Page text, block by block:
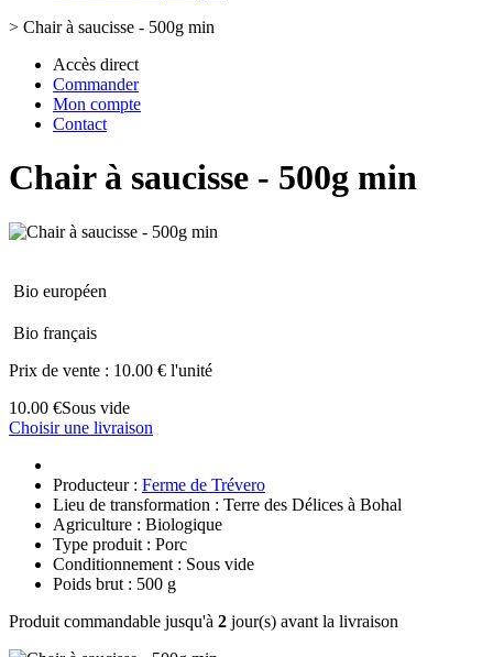
> Chair à saucisse - 500g min
Accès direct
Commander
Mon compte
Contact
Chair à saucisse - 500g min
Bio européen
Bio français
Prix de vente : 10.00 € l'unité
10.00 €Sous vide
Choisir une livraison
Producteur : Ferme de Trévero
Lieu de transformation : Terre des Délices à Bohal
Agriculture : Biologique
Type produit : Porc
Conditionnement : Sous vide
Poids brut : 500 g
Produit commandable jusqu'à 2 jour(s) avant la livraison